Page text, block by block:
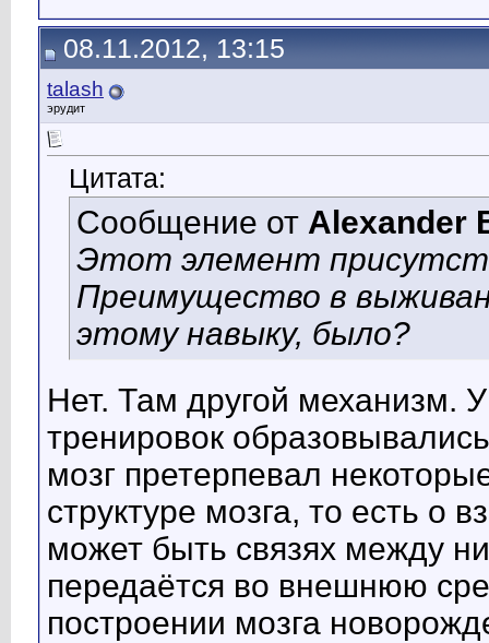
08.11.2012, 13:15
talash
эрудит
Цитата:
Сообщение от Alexander
Этот элемент
Преимущество в
этому навыку, было?
Нет. Там другой механизм.
тренировок
мозг претерпевал
структуре мозга, то есть о
может быть связях между
передаётся во внешнюю
построении мозга